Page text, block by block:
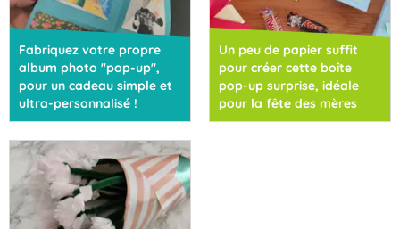
Fabriquez votre propre
album photo "pop-up",
pour un cadeau simple et
ultra-personnalisé !
Un peu de papier suffit
pour créer cette boîte
pop-up surprise, idéale
pour la fête des mères